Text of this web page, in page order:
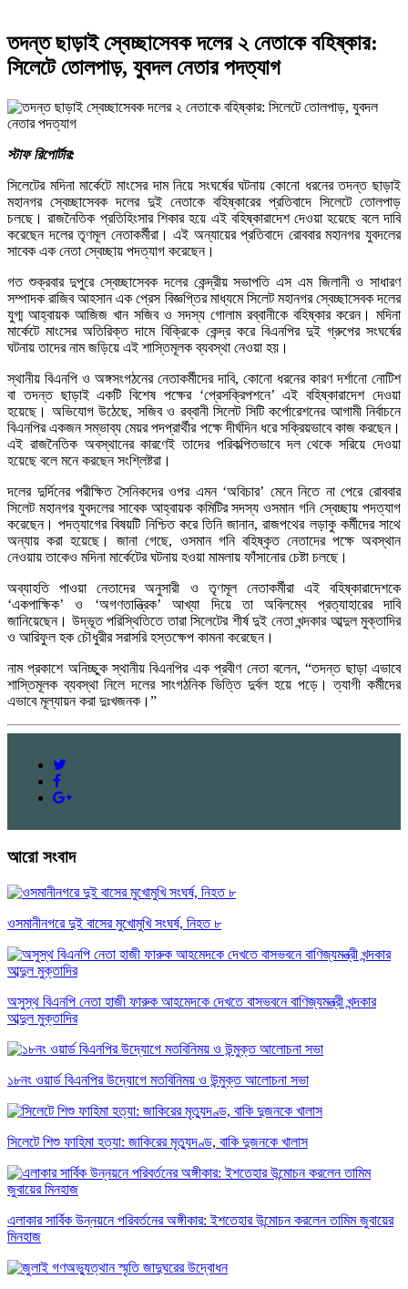
তদন্ত ছাড়াই স্বেচ্ছাসেবক দলের ২ নেতাকে বহিষ্কার:
সিলেটে তোলপাড়, যুবদল নেতার পদত্যাগ
স্টাফ রিপোর্টার:
সিলেটের মদিনা মার্কেটে মাংসের দাম নিয়ে সংঘর্ষের ঘটনায় কোনো ধরনের তদন্ত ছাড়াই
মহানগর স্বেচ্ছাসেবক দলের দুই নেতাকে বহিষ্কারের প্রতিবাদে সিলেটে তোলপাড়
চলছে। রাজনৈতিক প্রতিহিংসার শিকার হয়ে এই বহিষ্কারাদেশ দেওয়া হয়েছে বলে দাবি
করেছেন দলের তৃণমূল নেতাকর্মীরা। এই অন্যায়ের প্রতিবাদে রোববার মহানগর যুবদলের
সাবেক এক নেতা স্বেচ্ছায় পদত্যাগ করেছেন।
গত শুক্রবার দুপুরে স্বেচ্ছাসেবক দলের কেন্দ্রীয় সভাপতি এস এম জিলানী ও সাধারণ
সম্পাদক রাজিব আহসান এক প্রেস বিজ্ঞপ্তির মাধ্যমে সিলেট মহানগর স্বেচ্ছাসেবক দলের
যুগ্ম আহ্বায়ক আজিজ খান সজিব ও সদস্য গোলাম রব্বানীকে বহিষ্কার করেন। মদিনা
মার্কেটে মাংসের অতিরিক্ত দামে বিক্রিকে কেন্দ্র করে বিএনপির দুই গ্রুপের সংঘর্ষের
ঘটনায় তাদের নাম জড়িয়ে এই শাস্তিমূলক ব্যবস্থা নেওয়া হয়।
স্থানীয় বিএনপি ও অঙ্গসংগঠনের নেতাকর্মীদের দাবি, কোনো ধরনের কারণ দর্শানো নোটিশ
বা তদন্ত ছাড়াই একটি বিশেষ পক্ষের ‘প্রেসক্রিপশনে’ এই বহিষ্কারাদেশ দেওয়া
হয়েছে। অভিযোগ উঠেছে, সজিব ও রব্বানী সিলেট সিটি কর্পোরেশনের আগামী নির্বাচনে
বিএনপির একজন সম্ভাব্য মেয়র পদপ্রার্থীর পক্ষে দীর্ঘদিন ধরে সক্রিয়ভাবে কাজ করছেন।
এই রাজনৈতিক অবস্থানের কারণেই তাদের পরিকল্পিতভাবে দল থেকে সরিয়ে দেওয়া
হয়েছে বলে মনে করছেন সংশ্লিষ্টরা।
দলের দুর্দিনের পরীক্ষিত সৈনিকদের ওপর এমন ‘অবিচার’ মেনে নিতে না পেরে রোববার
সিলেট মহানগর যুবদলের সাবেক আহ্বায়ক কমিটির সদস্য ওসমান গনি স্বেচ্ছায় পদত্যাগ
করেছেন। পদত্যাগের বিষয়টি নিশ্চিত করে তিনি জানান, রাজপথের লড়াকু কর্মীদের সাথে
অন্যায় করা হয়েছে। জানা গেছে, ওসমান গনি বহিষ্কৃত নেতাদের পক্ষে অবস্থান
নেওয়ায় তাকেও মদিনা মার্কেটের ঘটনায় হওয়া মামলায় ফাঁসানোর চেষ্টা চলছে।
অব্যাহতি পাওয়া নেতাদের অনুসারী ও তৃণমূল নেতাকর্মীরা এই বহিষ্কারাদেশকে
‘একপাক্ষিক’ ও ‘অগণতান্ত্রিক’ আখ্যা দিয়ে তা অবিলম্বে প্রত্যাহারের দাবি
জানিয়েছেন। উদ্ভূত পরিস্থিতিতে তারা সিলেটের শীর্ষ দুই নেতা খন্দকার আব্দুল মুক্তাদির
ও আরিফুল হক চৌধুরীর সরাসরি হস্তক্ষেপ কামনা করেছেন।
নাম প্রকাশে অনিচ্ছুক স্থানীয় বিএনপির এক প্রবীণ নেতা বলেন, “তদন্ত ছাড়া এভাবে
শাস্তিমূলক ব্যবস্থা নিলে দলের সাংগঠনিক ভিত্তি দুর্বল হয়ে পড়ে। ত্যাগী কর্মীদের
এভাবে মূল্যায়ন করা দুঃখজনক।”
আরো সংবাদ
ওসমানীনগরে দুই বাসের মুখোমুখি সংঘর্ষ, নিহত ৮
অসুস্থ বিএনপি নেতা হাজী ফারুক আহমেদকে দেখতে বাসভবনে বাণিজ্যমন্ত্রী খন্দকার
আব্দুল মুক্তাদির
১৮নং ওয়ার্ড বিএনপির উদ্যোগে মতবিনিময় ও উন্মুক্ত আলোচনা সভা
সিলেটে শিশু ফাহিমা হত্যা: জাকিরের মৃত্যুদণ্ড, বাকি দুজনকে খালাস
এলাকার সার্বিক উন্নয়নে পরিবর্তনের অঙ্গীকার: ইশতেহার উন্মোচন করলেন তামিম জুবায়ের
মিনহাজ